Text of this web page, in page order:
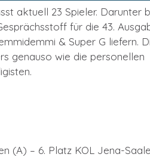
aktuell 23 Spieler. Darunter
für die 43.
& Super G liefern.
genauso wie die personellen
(A) – 6. Platz KOL Jena-